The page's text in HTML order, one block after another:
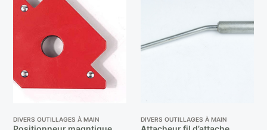
DIVERS OUTILLAGES À MAIN DIVERS OUTILLAGES À MAIN